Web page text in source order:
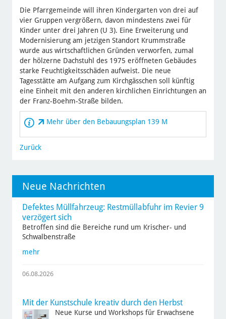
Die Pfarrgemeinde will ihren Kindergarten von drei auf
vier Gruppen vergrößern, davon mindestens zwei für
Kinder unter drei Jahren (U 3). Eine Erweiterung und
Modernisierung am jetzigen Standort Krummstraße
wurde aus wirtschaftlichen Gründen verworfen, zumal
der hölzerne Dachstuhl des 1975 eröffneten Gebäudes
starke Feuchtigkeitsschäden aufweist. Die neue
Tagesstätte am Aufgang zum Kirchgässchen soll künftig
eine Einheit mit den anderen kirchlichen Einrichtungen an
der Franz-Boehm-Straße bilden.
Mehr über den Bebauungsplan 139 M
Zurück
Neue Nachrichten
Defektes Müllfahrzeug: Restmüllabfuhr im Revier 9
verzögert sich
Betroffen sind die Bereiche rund um Krischer- und
Schwalbenstraße
mehr
06.08.2026
Mit der Kunstschule kreativ durch den Herbst
Neue Kurse und Workshops für Erwachsene